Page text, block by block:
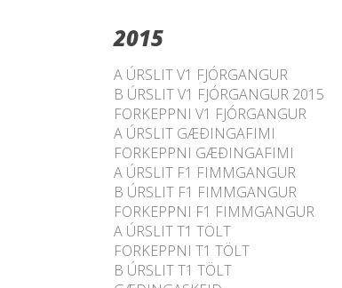
2015
A ÚRSLIT V1 FJÓRGANGUR
B ÚRSLIT V1 FJÓRGANGUR 2015
FORKEPPNI V1 FJÓRGANGUR
A ÚRSLIT GÆÐINGAFIMI
FORKEPPNI GÆÐINGAFIMI
A ÚRSLIT F1 FIMMGANGUR
B ÚRSLIT F1 FIMMGANGUR
FORKEPPNI F1 FIMMGANGUR
A ÚRSLIT T1 TÖLT
FORKEPPNI T1 TÖLT
B ÚRSLIT T1 TÖLT